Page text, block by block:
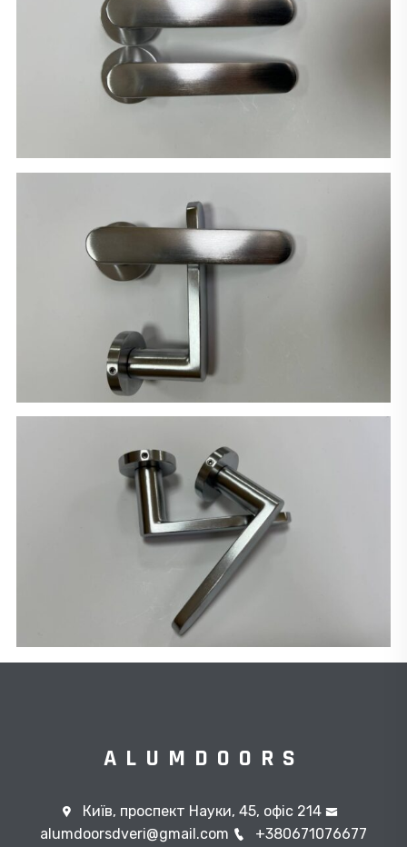
ALUMDOORS
Київ, проспект Науки, 45, офіс 214
alumdoorsdveri@gmail.com
+380671076677